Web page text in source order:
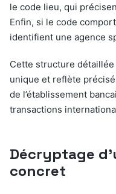
le code lieu, qui
Enfin, si le code
identifient une agence
Cette structure
unique et reflète
de l’établissement
transactions
Décryptage
concret